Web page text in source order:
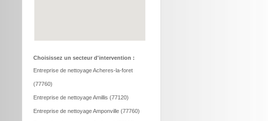
Choisissez un secteur d'intervention :
Entreprise de nettoyage Acheres-la-foret
(77760)
Entreprise de nettoyage Amillis (77120)
Entreprise de nettoyage Amponville (77760)